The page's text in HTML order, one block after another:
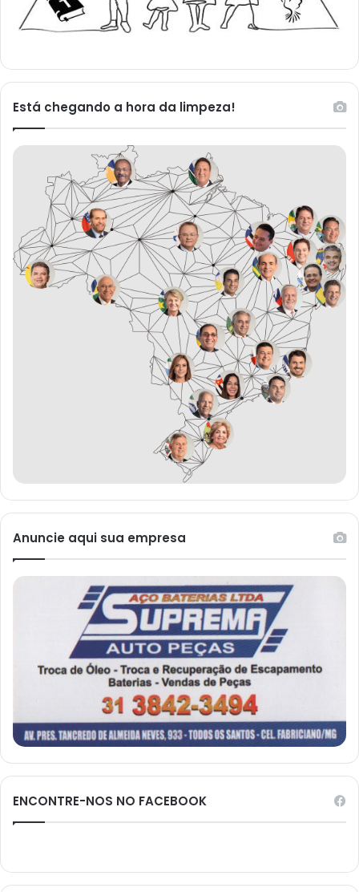
Está chegando a hora da limpeza!
Anuncie aqui sua empresa
ENCONTRE-NOS NO FACEBOOK